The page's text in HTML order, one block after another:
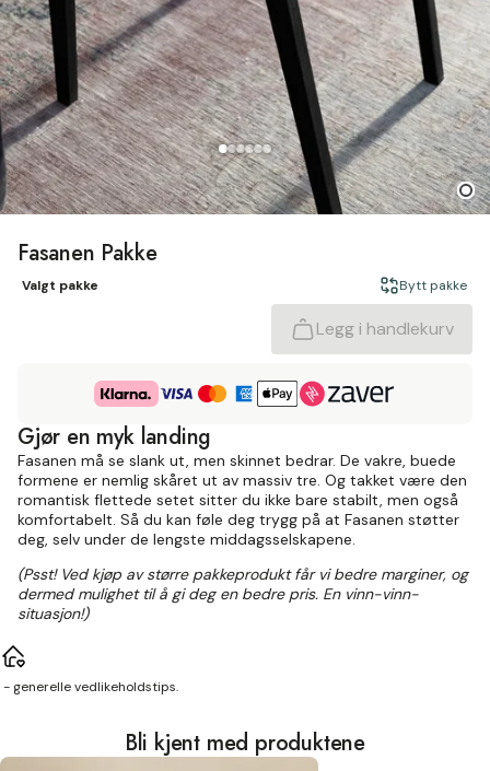
Fasanen Pakke
Valgt pakke Bytt pakke
Legg i handlekurv
Gjør en myk landing
Fasanen må se slank ut, men skinnet bedrar. De vakre, buede
formene er nemlig skåret ut av massiv tre. Og takket være den
romantisk flettede setet sitter du ikke bare stabilt, men også
komfortabelt. Så du kan føle deg trygg på at Fasanen støtter
deg, selv under de lengste middagsselskapene.
(Psst! Ved kjøp av større pakkeprodukt får vi bedre marginer, og
dermed mulighet til å gi deg en bedre pris. En vinn-vinn-
situasjon!)
- generelle vedlikeholdstips.
Bli kjent med produktene